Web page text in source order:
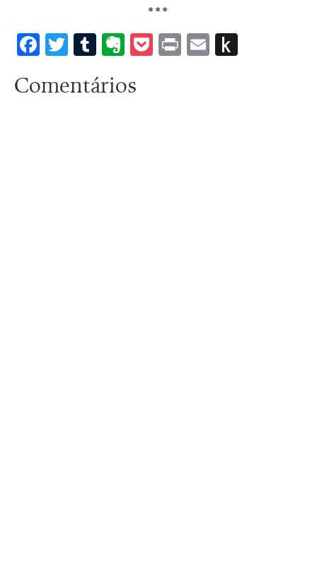
***
Facebook
Twitter
Tumblr
Evernote
Pocket
PrintEmail
Comentários